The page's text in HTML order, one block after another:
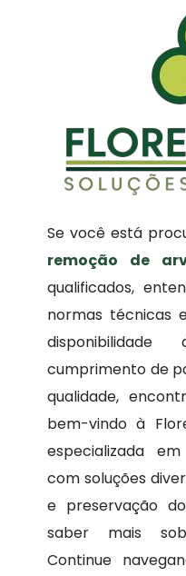
Se você está
remoção de
qualificados,
normas técnicas
cumprimento de
qualidade,
bem-vindo à
especializada
com soluções
e preservação
saber mais
Continue